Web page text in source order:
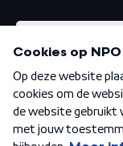
Algemene